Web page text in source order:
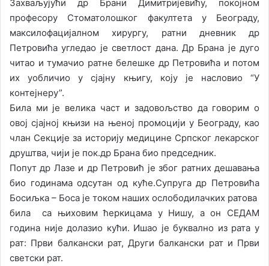
Захваљујући др Брани Димитријевићу, покојном
професору Стоматолошког факултета у Београду,
максилофацијалном хирургу, ратни дневник др
Петровића угледао је светлост дана. Др Брана је дуго
читао и тумачио ратне белешке др Петровића и потом
их уобличио у сјајну књигу, коју је насловио “У
контејнеру”.
Била ми је велика част и задовољство да говорим о
овој сјајној књизи на њеној промоцији у Београду, као
члан Секције за историју медицине Српског лекарског
друштва, чији је пок.др Брана био председник.
Попут др Лазе и др Петровић је због ратних дешавања
био годинама одсутан од куће.Супруга др Петровића
Босиљка – Боса је током наших ослободилачких ратова
била са њиховим ћеркицама у Нишу, а он СЕДАМ
година није долазио кући. Ишао је буквално из рата у
рат: Први балкански рат, Други балкански рат и Први
светски рат.